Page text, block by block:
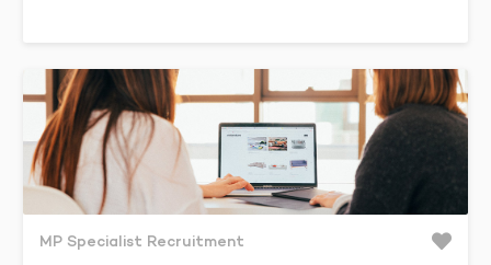
MP Specialist Recruitment